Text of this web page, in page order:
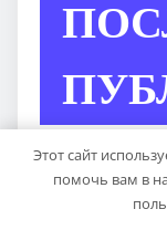
Опоры для
стоек,
Этот сайт
помочь вам в